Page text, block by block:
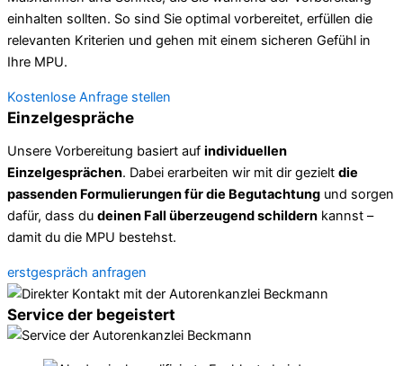
einhalten sollten. So sind Sie optimal vorbereitet, erfüllen die
relevanten Kriterien und gehen mit einem sicheren Gefühl in
Ihre MPU.
Kostenlose Anfrage stellen
Einzelgespräche
Unsere Vorbereitung basiert auf individuellen
Einzelgesprächen. Dabei erarbeiten wir mit dir gezielt die
passenden Formulierungen für die Begutachtung und sorgen
dafür, dass du deinen Fall überzeugend schildern kannst –
damit du die MPU bestehst.
erstgespräch anfragen
Service der begeistert